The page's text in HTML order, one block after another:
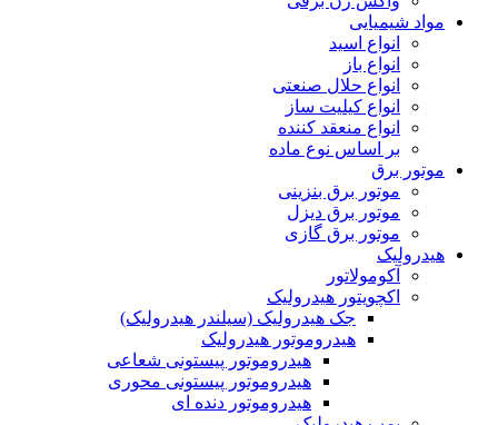
مواد شیمیایی
انواع اسید
انواع باز
انواع حلال صنعتی
انواع کیلیت ساز
انواع منعقد کننده
بر اساس نوع ماده
موتور برق
موتور برق بنزینی
موتور برق دیزل
موتور برق گازی
هیدرولیک
آکومولاتور
اکچویتور هیدرولیک
جک هیدرولیک (سیلندر هیدرولیک)
هیدروموتور هیدرولیک
هیدروموتور پیستونی شعاعی
هیدروموتور پیستونی محوری
هیدروموتور دنده ای